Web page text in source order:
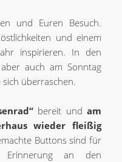
und Euren Besuch.
und einem
inspirieren. In den
auch am Sonntag
überraschen.
bereit und am
wieder fleißig
Buttons sind für
an den